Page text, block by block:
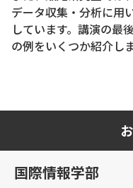
データ収集・分析に用
しています。講演の最
の例をいくつか紹介し
国際情報学部